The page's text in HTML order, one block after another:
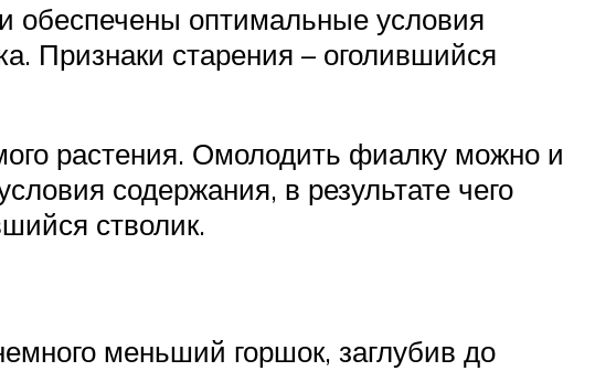
обеспечены оптимальные условия
Признаки старения – оголившийся
растения. Омолодить фиалку можно и
содержания, в результате чего
стволик.
меньший горшок, заглубив до